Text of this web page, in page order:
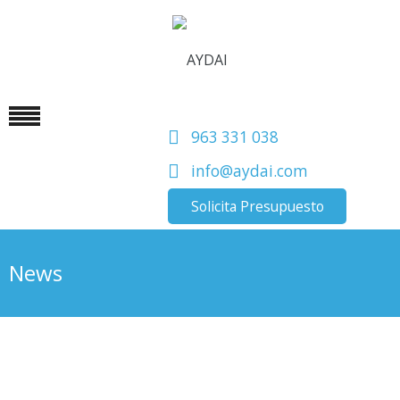
963 331 038
info@aydai.com
Solicita Presupuesto
News